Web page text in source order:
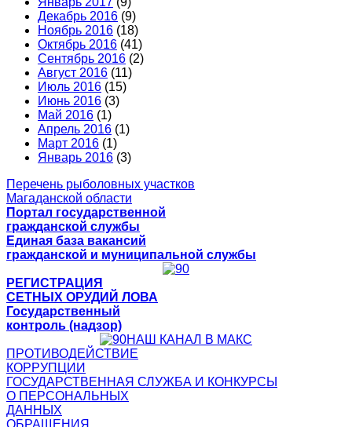
Декабрь 2016 (9)
Ноябрь 2016 (18)
Октябрь 2016 (41)
Сентябрь 2016 (2)
Август 2016 (11)
Июль 2016 (15)
Июнь 2016 (3)
Май 2016 (1)
Апрель 2016 (1)
Март 2016 (1)
Январь 2016 (3)
Перечень рыболовных участков
Магаданской области
Портал государственной
гражданской службы
Единая база вакансий
гражданской и муниципальной службы
РЕГИСТРАЦИЯ
СЕТНЫХ ОРУДИЙ ЛОВА
Государственный
контроль (надзор)
НАШ КАНАЛ В МАКС
ПРОТИВОДЕЙСТВИЕ
КОРРУПЦИИ
ГОСУДАРСТВЕННАЯ СЛУЖБА И КОНКУРСЫ
О ПЕРСОНАЛЬНЫХ
ДАННЫХ
ОБРАЩЕНИЯ